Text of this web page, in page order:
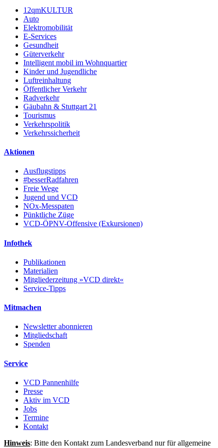
12qmKULTUR
Auto
Elektromobilität
E-Services
Gesundheit
Güterverkehr
Intelligent mobil im Wohnquartier
Kinder und Jugendliche
Luftreinhaltung
Öffentlicher Verkehr
Radverkehr
Gäubahn & Stuttgart 21
Tourismus
Verkehrspolitik
Verkehrssicherheit
Aktionen
Ausflugstipps
#besserRadfahren
Freie Wege
Jugend und VCD
NOx-Messpaten
Pünktliche Züge
VCD-ÖPNV-Offensive (Exkursionen)
Infothek
Publikationen
Materialien
Mitgliederzeitung »VCD direkt«
Service-Tipps
Mitmachen
Newsletter abonnieren
Mitgliedschaft
Spenden
Service
VCD Pannenhilfe
Presse
Aktiv im VCD
Jobs
Termine
Kontakt
Hinweis: Bitte den Kontakt zum Landesverband nur für allgemeine